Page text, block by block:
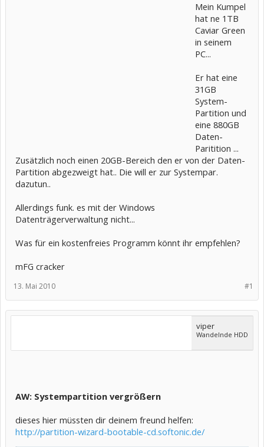
Mein Kumpel
hat ne 1TB
Caviar Green
in seinem
PC...
Er hat eine
31GB
System-
Partition und
eine 880GB
Daten-
Paritition ...
Zusätzlich noch einen 20GB-Bereich den er von der Daten-
Partition abgezweigt hat.. Die will er zur Systempar.
dazutun..
Allerdings funk. es mit der Windows
Datenträgerverwaltung nicht...
Was für ein kostenfreies Programm könnt ihr empfehlen?
mFG cracker
#1
13. Mai 2010
viper
Wandelnde HDD
AW: Systempartition vergrößern
dieses hier müssten dir deinem freund helfen:
http://partition-wizard-bootable-cd.softonic.de/